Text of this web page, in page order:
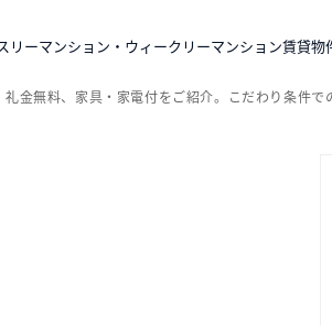
リーマンション・ウィークリーマンション賃貸物
金無料、家具・家電付をご紹介。こだわり条件で